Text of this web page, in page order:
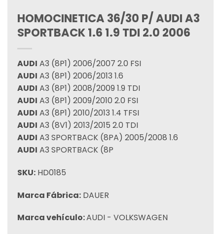
HOMOCINETICA 36/30 P/ AUDI A3
SPORTBACK 1.6 1.9 TDI 2.0 2006
AUDI A3 (8P1) 2006/2007 2.0 FSI
AUDI A3 (8P1) 2006/2013 1.6
AUDI A3 (8P1) 2008/2009 1.9 TDI
AUDI A3 (8P1) 2009/2010 2.0 FSI
AUDI A3 (8P1) 2010/2013 1.4 TFSI
AUDI A3 (8V1) 2013/2015 2.0 TDI
AUDI A3 SPORTBACK (8PA) 2005/2008 1.6
AUDI A3 SPORTBACK (8P
SKU: HD0185
Marca Fábrica: DAUER
Marca vehículo:AUDI - VOLKSWAGEN